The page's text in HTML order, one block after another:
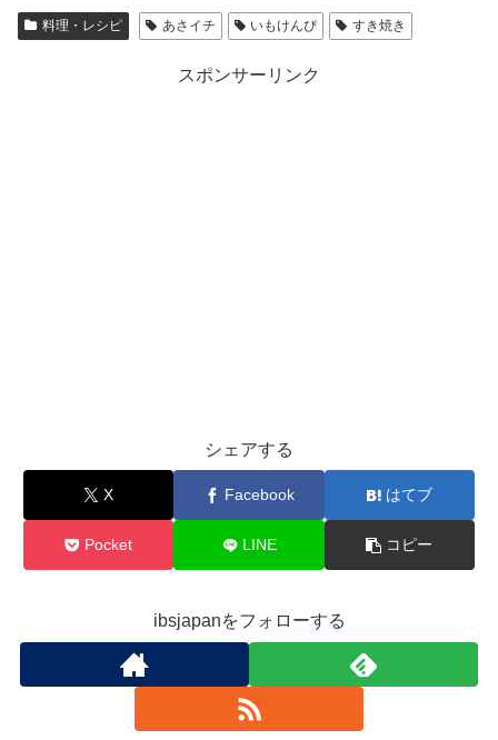
料理・レシピ あさイチ いもけんぴ すき焼き
スポンサーリンク
シェアする
X Facebook はてブ
Pocket LINE コピー
ibsjapanをフォローする